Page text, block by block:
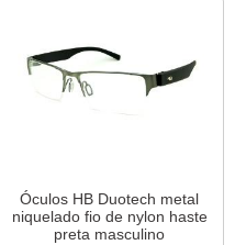
Óculos HB Duotech metal
niquelado fio de nylon haste
preta masculino